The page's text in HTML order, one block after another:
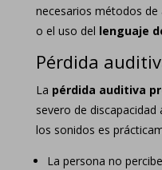
necesarios métodos
o el uso del lenguaje
Pérdida
La pérdida auditiva
severo de discapacidad
los sonidos es
La persona no